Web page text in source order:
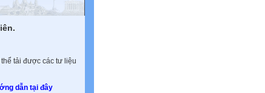
tải được các tư liệu
dẫn tại đây